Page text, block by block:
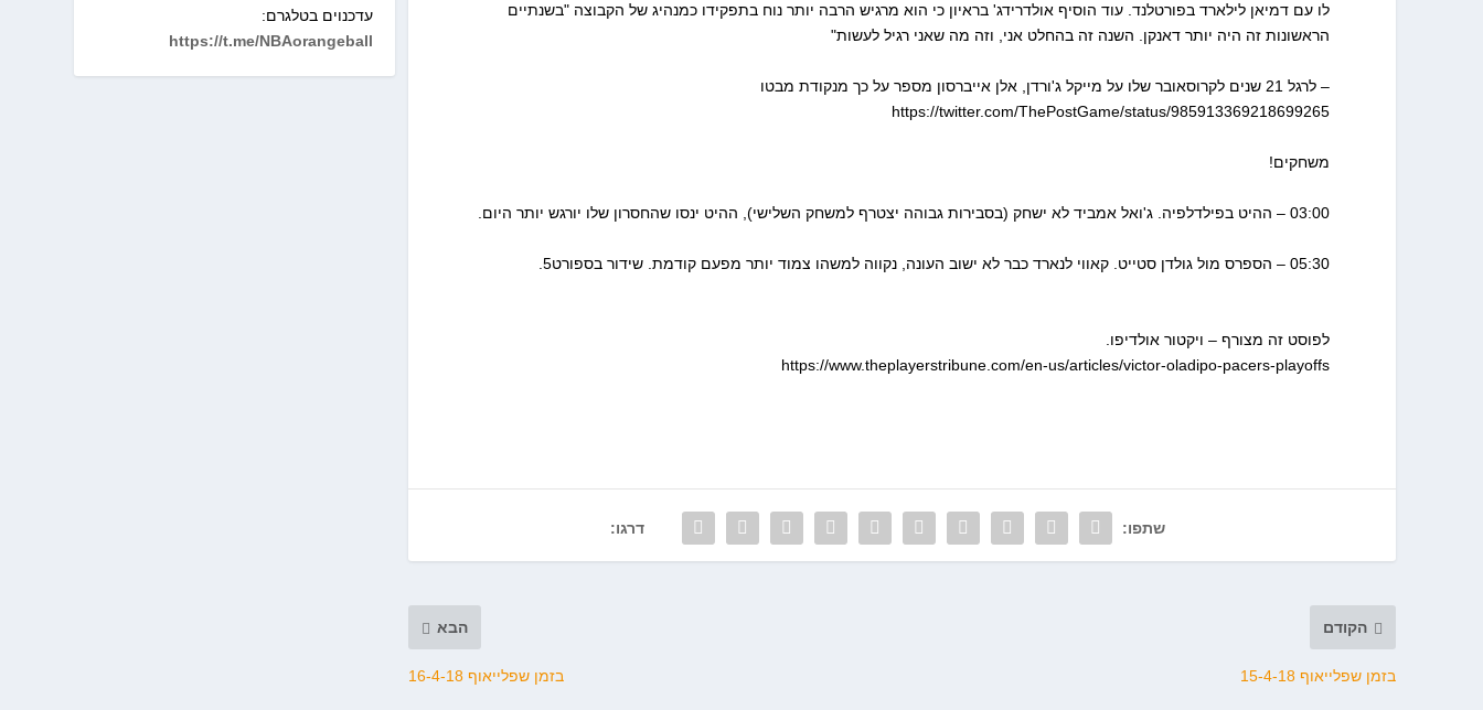
לו עם דמיאן לילארד בפורטלנד. עוד הוסיף אולדרידג' בראיון כי הוא מרגיש הרבה יותר נוח בתפקידו כמנהיג של הקבוצה "בשנתיים
הראשונות זה היה יותר דאנקן. השנה זה בהחלט אני, וזה מה שאני רגיל לעשות"
– לרגל 21 שנים לקרוסאובר שלו על מייקל ג'ורדן, אלן אייברסון מספר על כך מנקודת מבטו
https://twitter.com/ThePostGame/status/985913369218699265
משחקים!
03:00 – ההיט בפילדלפיה. ג'ואל אמביד לא ישחק (בסבירות גבוהה יצטרף למשחק השלישי), ההיט ינסו שהחסרון שלו יורגש יותר היום.
05:30 – הספרס מול גולדן סטייט. קאווי לנארד כבר לא ישוב העונה, נקווה למשהו צמוד יותר מפעם קודמת. שידור בספורט5.
לפוסט זה מצורף – ויקטור אולדיפו.
https://www.theplayerstribune.com/en-us/articles/victor-oladipo-pacers-playoffs
שתפו: דרגו:
הקודם
בזמן שפלייאוף 15-4-18
הבא
בזמן שפלייאוף 16-4-18
עדכנוים בטלגרם:
https://t.me/NBAorangeball